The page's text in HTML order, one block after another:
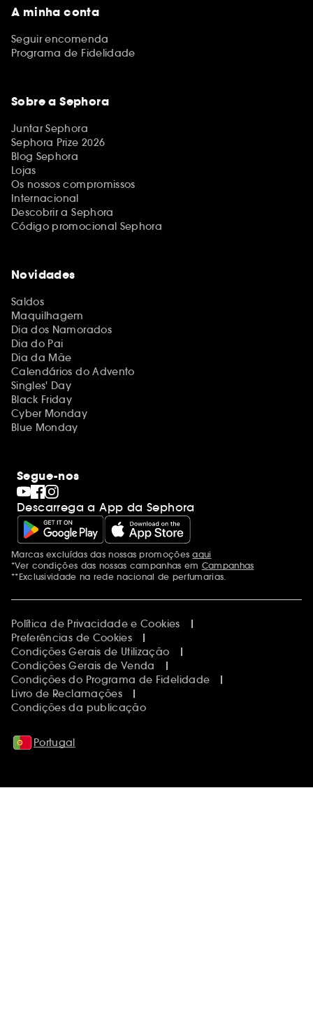
A minha conta
Seguir encomenda
Programa de Fidelidade
Sobre a Sephora
Juntar Sephora
Sephora Prize 2026
Blog Sephora
Lojas
Os nossos compromissos
Internacional
Descobrir a Sephora
Código promocional Sephora
Novidades
Saldos
Maquilhagem
Dia dos Namorados
Dia do Pai
Dia da Mãe
Calendários do Advento
Singles' Day
Black Friday
Cyber Monday
Blue Monday
Segue-nos
Descarrega a App da Sephora
Menções adicionais
Marcas excluídas das nossas promoçõesaqui
*Ver condições das nossas campanhas em Campanhas
**Exclusividade na rede nacional de perfumarias.
Política de Privacidade e Cookies
Preferências de Cookies
Condições Gerais de Utilização
Condições Gerais de Venda
Condições do Programa de Fidelidade
Livro de Reclamações
Condições da publicação
Portugal